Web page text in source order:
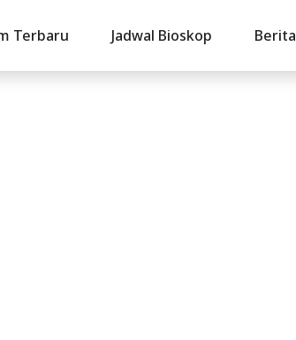
Terbaru Jadwal Bioskop Berita